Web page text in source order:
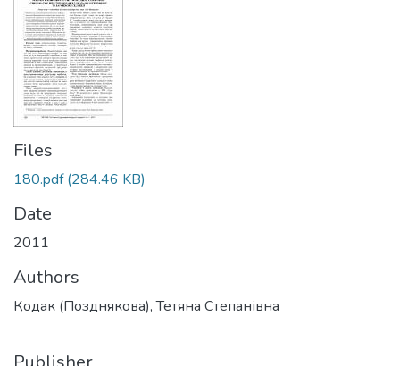
Files
180.pdf(284.46 KB)
Date
2011
Authors
Кодак (Позднякова), Тетяна Степанівна